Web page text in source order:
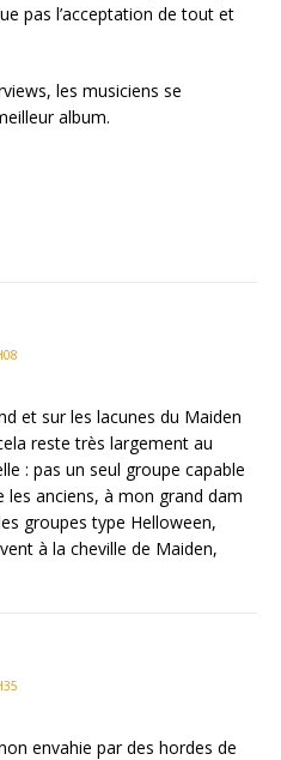
pas l’acceptation de tout et
les musiciens se
album.
et sur les lacunes du Maiden
reste très largement au
: pas un seul groupe capable
anciens, à mon grand dam
groupes type Helloween,
à la cheville de Maiden,
envahie par des hordes de